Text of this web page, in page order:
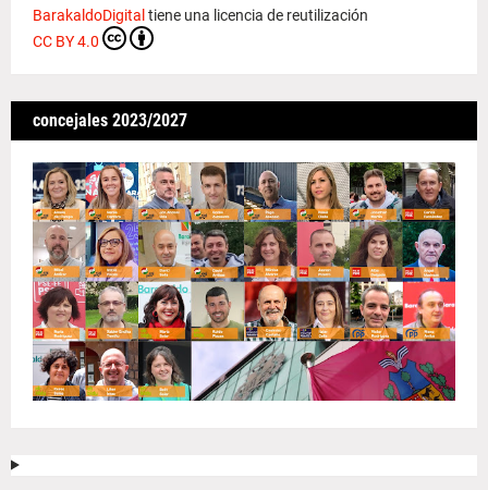
BarakaldoDigital tiene una licencia de reutilización
CC BY 4.0
concejales 2023/2027